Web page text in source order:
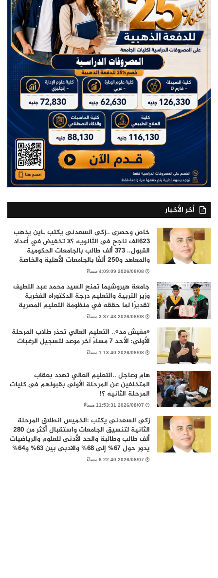
أخر الأخبار
خاص وحصرى ..زكى السعدنى يكتب ـاين يذهب
٦٢٣الف ناجح فى الثانويه ؟لا تخفيض في أعداد
القبول.. 373 ألف طالب بالجامعات الحكومية
والمعاهد و250 ألفًا بالجامعات الأهلية والخاصة
2026/08/08 4:09:09 مساءً
جامعة هيروشيما تمنح السيد محمد عبد اللطيف
وزير التربية والتعليم درجة الدكتوراه الفخرية
تقديرًا لما حققه في منظومة التعليم المصرية
2026/08/08 3:37:43 مساءً
«مفيش مد».. التعليم العالي تحذر طلاب المرحلة
الأولى: الأحد 7 مساءً آخر موعد لتسجيل الرغبات
2026/08/08 1:13:40 مساءً
هام وعاجل ..التعليم العالي تهدد بعقاب
المتخلفين عن المرحلة الأولى بقبولهم فى كليات
المرحلة الثانيه ؟!
2026/08/07 11:53:31 مساءً
زكى السعدنى يكتب :الخميس انطلاق المرحلة
الثانية لتنسيق الجامعات واستقبال أكثر من 280
ألف طالب وطالبة والحد الأدنى للعلوم والرياضيات
يدور حول 67% إلى 68% والادبى بين 63% و64%
2026/08/07 8:22:40 مساءً